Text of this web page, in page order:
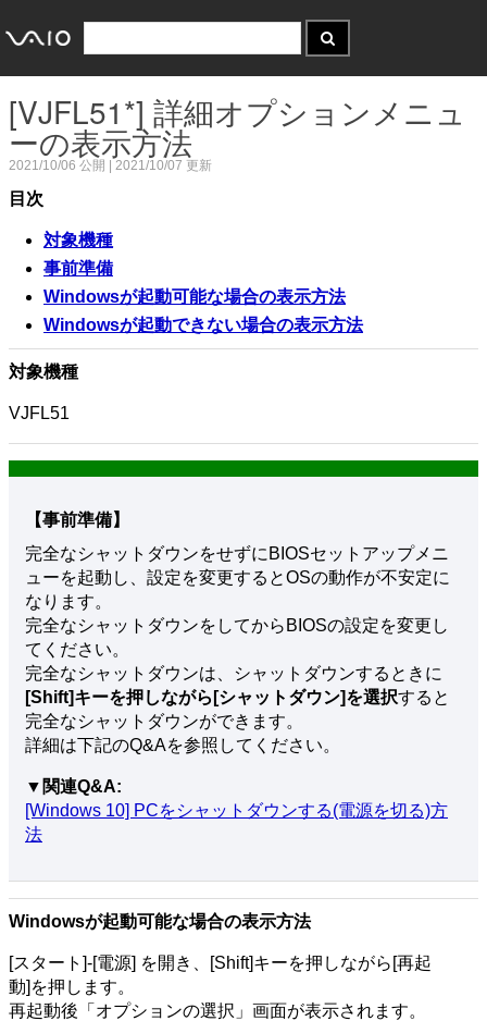
[VJFL51*] 詳細オプションメニュ
ーの表示方法
2021/10/06 公開 | 2021/10/07 更新
目次
対象機種
事前準備
Windowsが起動可能な場合の表示方法
Windowsが起動できない場合の表示方法
対象機種
VJFL51
【事前準備】
完全なシャットダウンをせずにBIOSセットアップメニ
ューを起動し、設定を変更するとOSの動作が不安定に
なります。
完全なシャットダウンをしてからBIOSの設定を変更し
てください。
完全なシャットダウンは、シャットダウンするときに
[Shift]キーを押しながら[シャットダウン]を選択すると
完全なシャットダウンができます。
詳細は下記のQ&Aを参照してください。
▼関連Q&A:
[Windows 10] PCをシャットダウンする(電源を切る)方
法
Windowsが起動可能な場合の表示方法
[スタート]-[電源] を開き、[Shift]キーを押しながら[再起
動]を押します。
再起動後「オプションの選択」画面が表示されます。